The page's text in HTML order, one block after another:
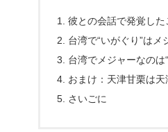
彼との会話で発覚した
台湾で“いがぐり”はメ
台湾でメジャーなのは
おまけ：天津甘栗は
さいごに